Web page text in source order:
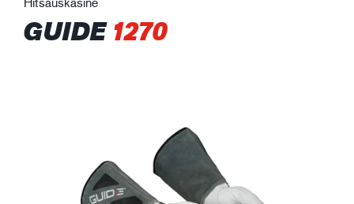
GUIDE1270